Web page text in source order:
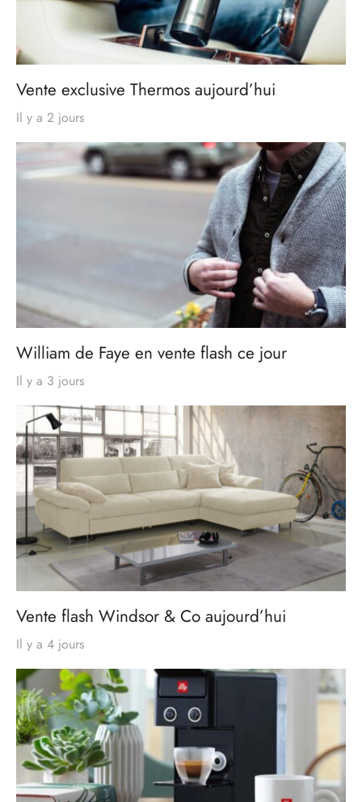
Vente exclusive Thermos aujourd’hui
Il y a 2 jours
William de Faye en vente flash ce jour
Il y a 3 jours
Vente flash Windsor & Co aujourd’hui
Il y a 4 jours